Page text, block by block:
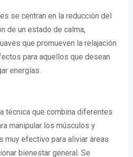
se centran en la reducción del
de un estado de calma,
que promueven la relajación
para aquellos que desean
energías.
técnica que combina diferentes
manipular los músculos y
muy efectivo para aliviar áreas
bienestar general. Se